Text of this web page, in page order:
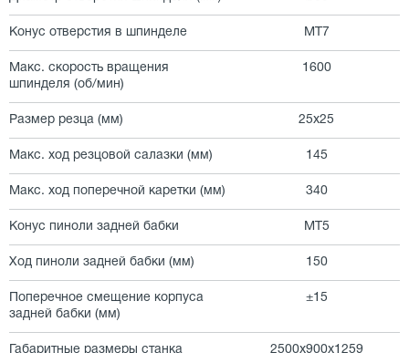
Конус отверстия в шпинделе MT7
Макс. скорость вращения
шпинделя (об/мин)
1600
Размер резца (мм) 25х25
Макс. ход резцовой салазки (мм) 145
Макс. ход поперечной каретки (мм) 340
Конус пиноли задней бабки MT5
Ход пиноли задней бабки (мм) 150
Поперечное смещение корпуса
задней бабки (мм)
±15
Габаритные размеры станка 2500x900x1259